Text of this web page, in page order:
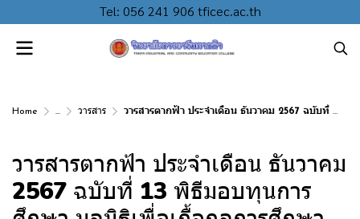
Tel: 056 241 906 tficec.ac.th
Home ... วารสาร วารสารตากฟ้า ประจำเดือน ธันวาคม 2567 ฉบับที่ 13 พิธีมอบทุนการศึกษา มูลนิธิเพื่อเกื้อกูลการศึกษาในประเทศไทย (The SET Foundation) ประจำปีการศึกษา 2567
วารสารตากฟ้า ประจำเดือน ธันวาคม
2567 ฉบับที่ 13 พิธีมอบทุนการ